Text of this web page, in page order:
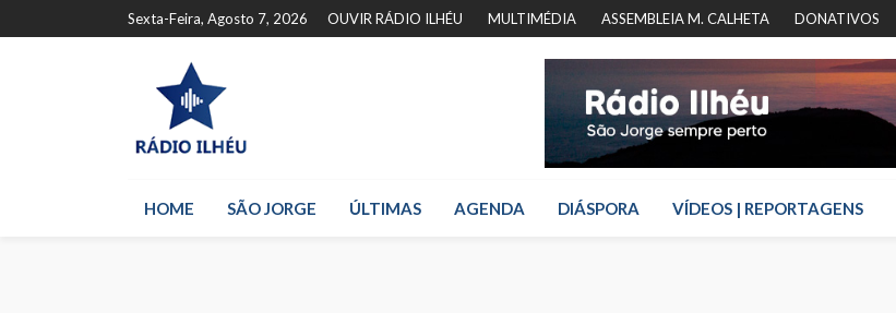
Sexta-Feira, Agosto 7, 2026 OUVIR RÁDIO ILHÉU MULTIMÉDIA ASSEMBLEIA M. CALHETA DONATIVOS
HOME SÃO JORGE ÚLTIMAS AGENDA DIÁSPORA VÍDEOS | REPORTAGENS